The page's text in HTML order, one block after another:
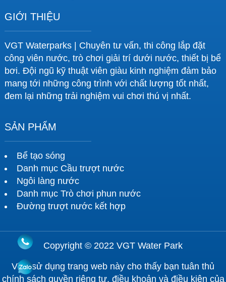
GIỚI THIỆU
VGT Waterparks | Chuyên tư vấn, thi công lắp đặt
công viên nước, trò chơi giải trí dưới nước, thiết bị bể
bơi. Đội ngũ kỹ thuật viên giàu kinh nghiệm đảm bảo
mang tới những công trình với chất lượng tốt nhất,
đem lại những trải nghiệm vui chơi thú vị nhất.
SẢN PHẨM
Bể tạo sóng
Danh mục Cầu trượt nước
Ngôi làng nước
Danh mục Trò chơi phun nước
Đường trượt nước kết hợp
Copyright © 2022 VGT Water Park
Việc sử dụng trang web này cho thấy bạn tuân thủ
chính sách quyền riêng tư, điều khoản và điều kiện của